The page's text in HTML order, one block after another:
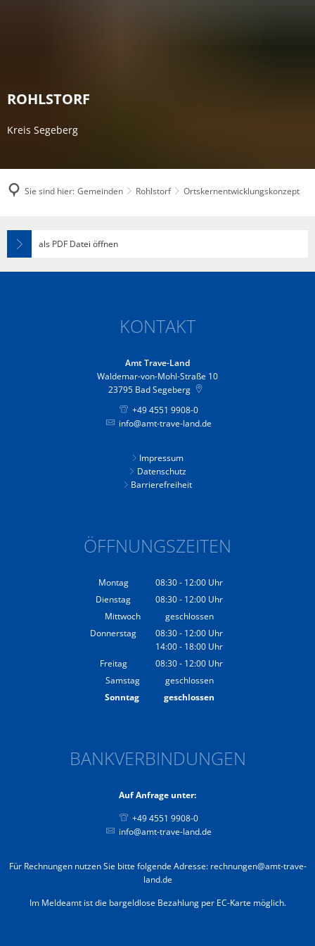
ROHLSTORF
Kreis Segeberg
Sie sind hier: Gemeinden Rohlstorf Ortskernentwicklungskonzept
Ortskernentwicklungskonzept
als PDF Datei öffnen
KONTAKT
Amt Trave-Land
Waldemar-von-Mohl-Straße 10
23795 Bad Segeberg
+49 4551 9908-0
info@amt-trave-land.de
Impressum
Datenschutz
Barrierefreiheit
ÖFFNUNGSZEITEN
Montag 08:30- 12:00 Uhr
Von 08:30 bis 12:00 Uhr
Dienstag 08:30- 12:00 Uhr
Von 08:30 bis 12:00 Uhr
Mittwoch
geschlossen
Donnerstag
08:30- 12:00 Uhr
Von 08:30 bis 12:00 Uhr
14:00- 18:00 Uhr
Von 14:00 bis 18:00 Uhr
Freitag 08:30- 12:00 Uhr
Von 08:30 bis 12:00 Uhr
Samstag
geschlossen
Sonntag
geschlossen
BANKVERBINDUNGEN
Auf Anfrage unter:
+49 4551 9908-0
info@amt-trave-land.de
Für Rechnungen nutzen Sie bitte folgende Adresse: rechnungen@amt-trave-
land.de
Im Meldeamt ist die bargeldlose Bezahlung per EC-Karte möglich.